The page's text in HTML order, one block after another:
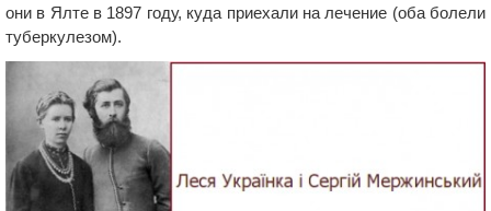
они в Ялте в 1897 году, куда приехали на лечение (оба болели
туберкулезом).